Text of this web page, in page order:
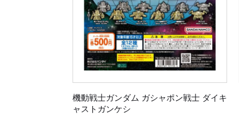
機動戦士ガンダム ガシャポン戦士 ダイキ
ャストガンケシ